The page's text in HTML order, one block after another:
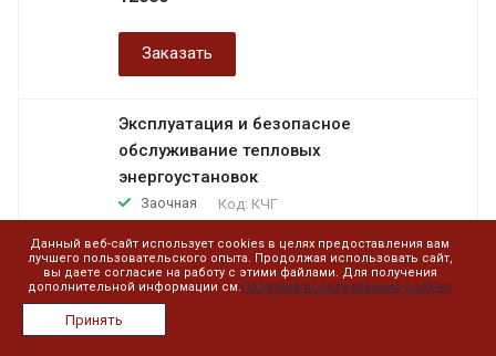
Данный веб-сайт использует cookies в целях предоставления вам
лучшего пользовательского опыта. Продолжая использовать сайт,
вы даете согласие на работу с этими файлами. Для получения
дополнительной информации см.Политика использования cookies
Принять
Заказать
Эксплуатация и безопасное
обслуживание тепловых
энергоустановок
Заочная Код: КЧГ
Удостоверение установленного
образца